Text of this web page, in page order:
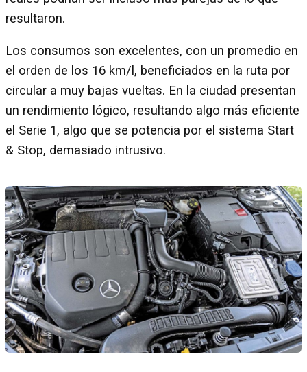
resultaron.
Los consumos son excelentes, con un promedio en
el orden de los 16 km/l, beneficiados en la ruta por
circular a muy bajas vueltas. En la ciudad presentan
un rendimiento lógico, resultando algo más eficiente
el Serie 1, algo que se potencia por el sistema Start
& Stop, demasiado intrusivo.